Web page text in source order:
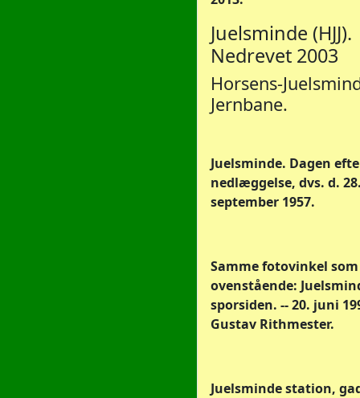
Juelsminde (HJJ).
Nedrevet 2003
Horsens-
Jernbane.
Juelsminde. Dagen
nedlæggelse, dvs. d.
september 1957.
Samme fotovinkel som
ovenstående:
sporsiden. -- 20. juni
Gustav Rithmester.
Juelsminde station,